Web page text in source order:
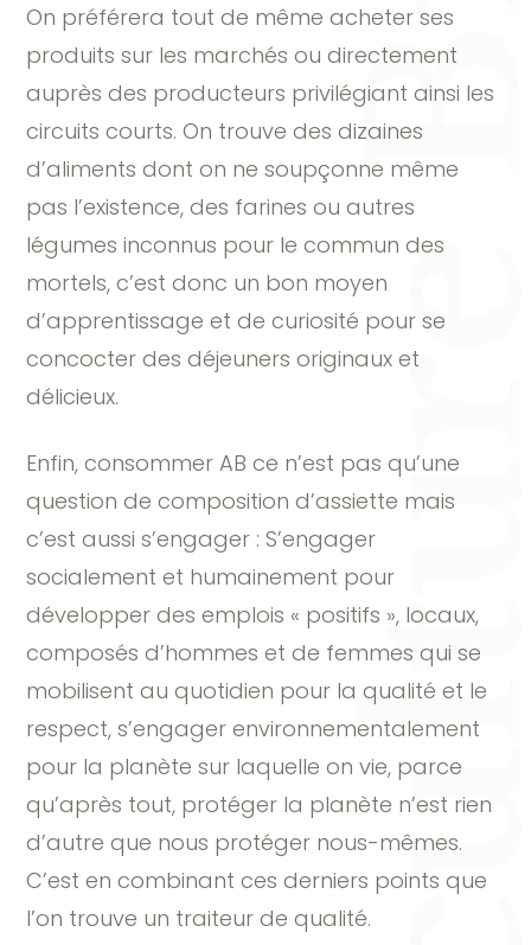
On préférera tout de même acheter ses
produits sur les marchés ou directement
auprès des producteurs privilégiant ainsi les
circuits courts. On trouve des dizaines
d’aliments dont on ne soupçonne même
pas l’existence, des farines ou autres
légumes inconnus pour le commun des
mortels, c’est donc un bon moyen
d’apprentissage et de curiosité pour se
concocter des déjeuners originaux et
délicieux.
Enfin, consommer AB ce n’est pas qu’une
question de composition d’assiette mais
c’est aussi s’engager : S’engager
socialement et humainement pour
développer des emplois « positifs », locaux,
composés d’hommes et de femmes qui se
mobilisent au quotidien pour la qualité et le
respect, s’engager environnementalement
pour la planète sur laquelle on vie, parce
qu’après tout, protéger la planète n’est rien
d’autre que nous protéger nous-mêmes.
C’est en combinant ces derniers points que
l’on trouve un traiteur de qualité.